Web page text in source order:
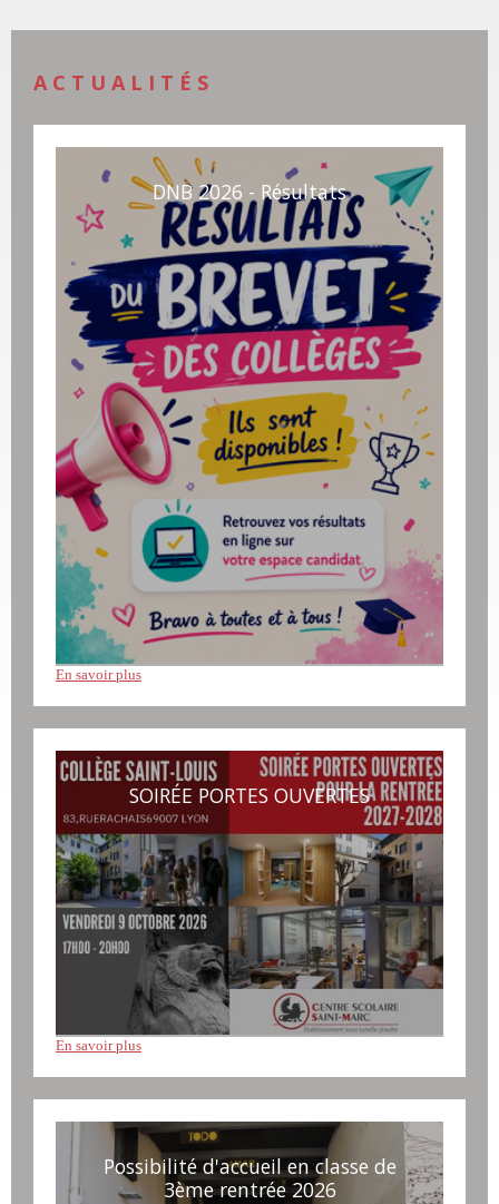
ACTUALITÉS
DNB 2026 - Résultats
En savoir plus
SOIRÉE PORTES OUVERTES
En savoir plus
Possibilité d'accueil en classe de
3ème rentrée 2026